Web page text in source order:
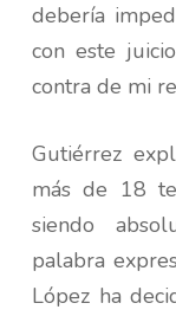
debería
con este
contra de mi
Gutiérrez
más de 18
siendo
palabra
López ha